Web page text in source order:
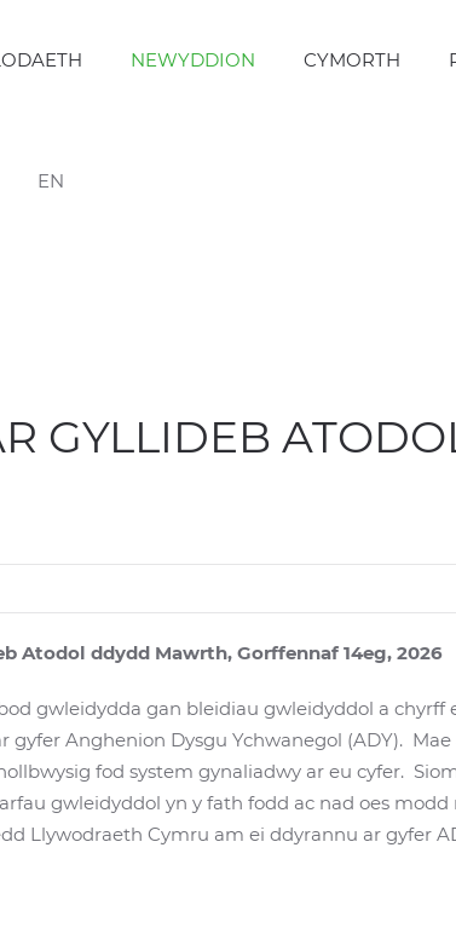
NEWYDDION CYMORTH
EN
GYLLIDEB
Atodol ddydd Mawrth, Gorffennaf 14eg, 2026
gwleidydda gan bleidiau gwleidyddol a chyrff
gyfer Anghenion Dysgu Ychwanegol (ADY).
fod system gynaliadwy ar eu cyfer.
gwleidyddol yn y fath fodd ac nad oes
Llywodraeth Cymru am ei ddyrannu ar gyfer